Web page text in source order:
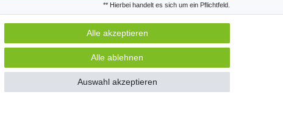
** Hierbei handelt es sich um ein Pflichtfeld.
AGB Kontakt
Alle akzeptieren
Alle ablehnen
Auswahl akzeptieren
und Gewerbe. Preise zzgl. gesetzl. Mwst.